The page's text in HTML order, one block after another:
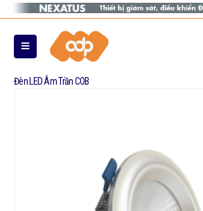
Đèn LED Âm Trần COB